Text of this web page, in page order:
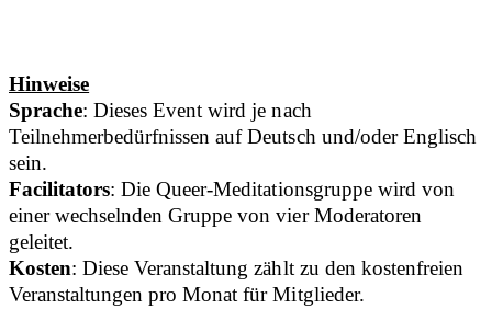
Hinweise
Sprache: Dieses Event wird je nach
Teilnehmerbedürfnissen auf Deutsch und/oder Englisch
sein.
Facilitators: Die Queer-Meditationsgruppe wird von
einer wechselnden Gruppe von vier Moderatoren
geleitet.
Kosten: Diese Veranstaltung zählt zu den kostenfreien
Veranstaltungen pro Monat für Mitglieder.